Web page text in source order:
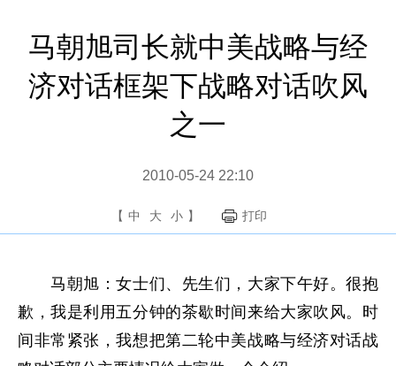
马朝旭司长就中美战略与经
济对话框架下战略对话吹风
之一
2010-05-24 22:10
【 中 大 小 】 打印
马朝旭：女士们、先生们，大家下午好。很抱
歉，我是利用五分钟的茶歇时间来给大家吹风。时
间非常紧张，我想把第二轮中美战略与经济对话战